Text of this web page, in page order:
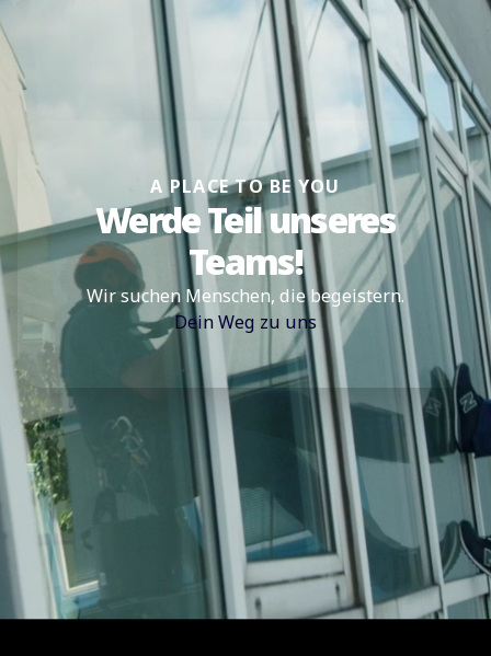
A PLACE TO BE YOU
Werde Teil unseres
Teams!
Wir suchen Menschen, die begeistern.
Dein Weg zu uns